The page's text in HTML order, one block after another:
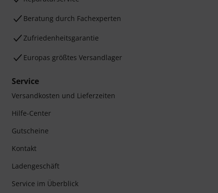
Beratung durch Fachexperten
Zufriedenheitsgarantie
Europas größtes Versandlager
Service
Versandkosten und Lieferzeiten
Hilfe-Center
Gutscheine
Kontakt
Ladengeschäft
Service im Überblick